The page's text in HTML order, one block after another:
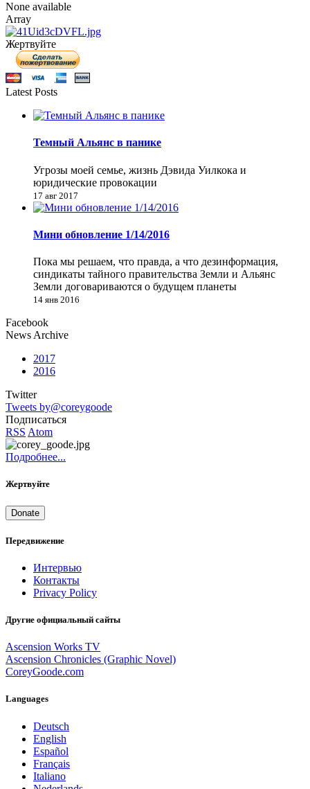
None available
Array
Жертвуйте
Latest Posts
Темный Альянс в панике
Угрозы моей семье, жизнь Дэвида Уилкока и
юридические провокации
17 авг 2017
Мини обновление 1/14/2016
Пока мы решаем, что правда, а что дезинформация,
синдикаты тайного правительства Земли и Альянс
Земли договариваются о будущем планеты
14 янв 2016
Facebook
News Archive
2017
2016
Twitter
Tweets by@coreygoode
Подписаться
RSS Atom
Подробнее...
Жертвуйте
Donate
Передвижение
Интервью
Контакты
Privacy Policy
Другие официальный сайты
Ascension Works TV
Ascension Chronicles (Graphic Novel)
CoreyGoode.com
Languages
Deutsch
English
Español
Français
Italiano